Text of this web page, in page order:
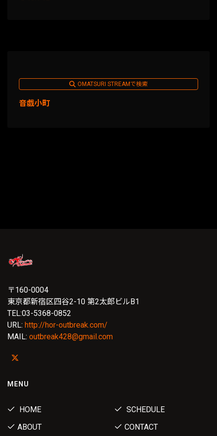
OMATSURI STREAMで検索
音戯小町
〒160-0004
東京都新宿区四谷2-10 第2太郎ビルB1
TEL:03-5368-0852
URL: http://hor-outbreak.com/
MAIL: outbreak428@gmail.com
MENU
HOME
SCHEDULE
ABOUT
CONTACT